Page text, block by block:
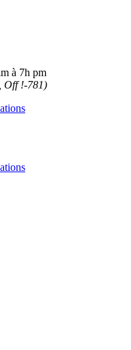
à 7h pm
Off !-781)